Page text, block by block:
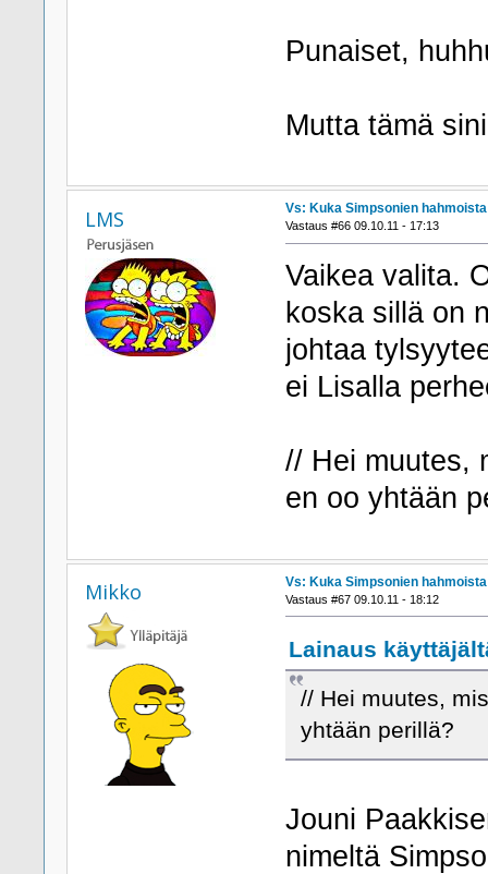
Punaiset,
Mutta tämä
LMS Vs: Kuka Simpsonien
Vastaus #66 09.10.11 - 17:13
Vaikea valita.
koska sillä on
johtaa
ei Lisalla
// Hei muutes,
en oo yhtään
Mikko Vs: Kuka Simpsonien
Vastaus #67 09.10.11 - 18:12
Lainaus
// Hei muutes,
yhtään perillä?
Jouni
nimeltä